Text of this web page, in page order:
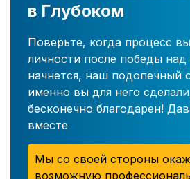
в Глубоком
Поверьте, когда процесс
личности после победы
начнется, наш подопечный
именно вы для него
бесконечно благодарен!
вместе
Мы со своей стороны
возможную